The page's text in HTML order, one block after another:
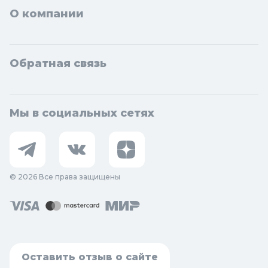
О компании
Обратная связь
Мы в социальных сетях
© 2026 Все права защищены
Оставить отзыв о сайте